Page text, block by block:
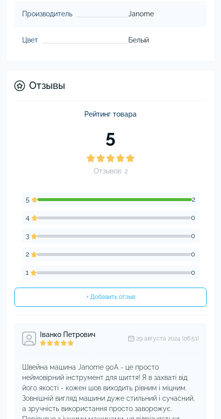
Производитель Janome
Цвет Белый
Отзывы
Рейтинг товара
5
Отзывов: 2
5 2
4 0
3 0
2 0
1 0
+ Добавить отзыв
Іванко Петрович 29 августа 2024 (06:51)
Швейна машина Janome 90A - це просто
неймовірний інструмент для шиття! Я в захваті від
його якості - кожен шов виходить рівним і міцним.
Зовнішній вигляд машини дуже стильний і сучасний,
а зручність використання просто заворожує.